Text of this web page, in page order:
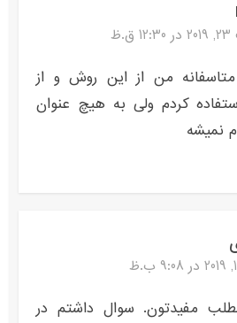
من از این روش و از
کردم ولی به هیچ عنوان
نمیشه
مفیدتون. سوال داشتم در